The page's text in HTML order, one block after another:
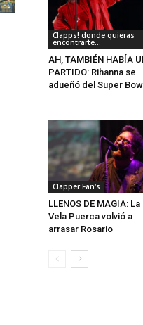
Clapps! donde quieras
encontrarte...
AH, TAMBIÉN HABÍA
PARTIDO: Rihanna se
adueñó del Super Bowl
Clapper Fan's
LLENOS DE MAGIA: La
Vela Puerca volvió a
arrasar Rosario